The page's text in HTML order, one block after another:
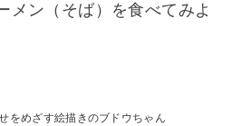
メン（そば）を食べてみよ
をめざす絵描きのブドウちゃん